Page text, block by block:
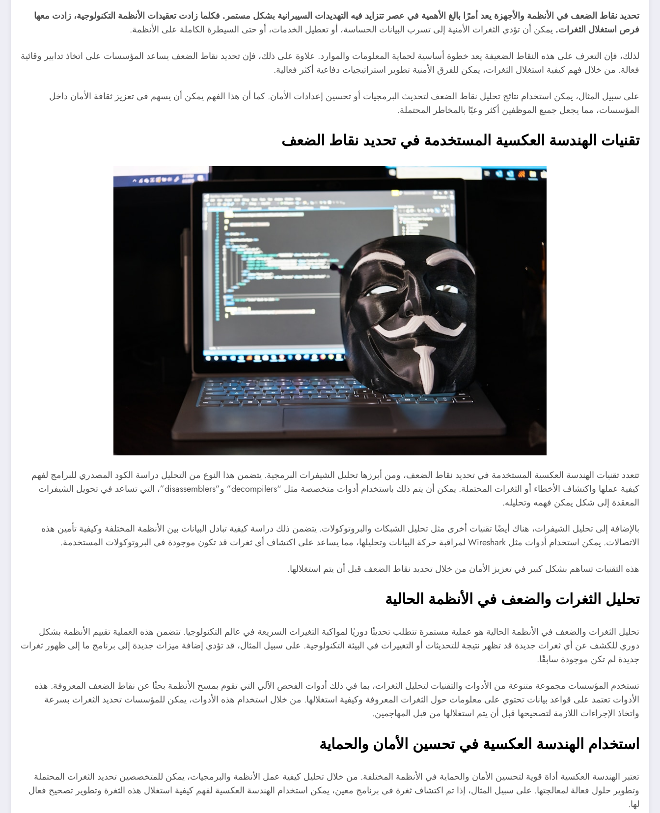
تحديد نقاط الضعف في الأنظمة والأجهزة يعد أمرًا بالغ الأهمية في عصر تتزايد فيه التهديدات السيبرانية بشكل مستمر. فكلما زادت تعقيدات الأنظمة التكنولوجية، زادت معها
فرص استغلال الثغرات. يمكن أن تؤدي الثغرات الأمنية إلى تسرب البيانات الحساسة، أو تعطيل الخدمات، أو حتى السيطرة الكاملة على الأنظمة.
لذلك، فإن التعرف على هذه النقاط الضعيفة يعد خطوة أساسية لحماية المعلومات والموارد. علاوة على ذلك، فإن تحديد نقاط الضعف يساعد المؤسسات على اتخاذ تدابير وقائية
فعالة. من خلال فهم كيفية استغلال الثغرات، يمكن للفرق الأمنية تطوير استراتيجيات دفاعية أكثر فعالية.
على سبيل المثال، يمكن استخدام نتائج تحليل نقاط الضعف لتحديث البرمجيات أو تحسين إعدادات الأمان. كما أن هذا الفهم يمكن أن يسهم في تعزيز ثقافة الأمان داخل
المؤسسات، مما يجعل جميع الموظفين أكثر وعيًا بالمخاطر المحتملة.
تقنيات الهندسة العكسية المستخدمة في تحديد نقاط الضعف
تتعدد تقنيات الهندسة العكسية المستخدمة في تحديد نقاط الضعف، ومن أبرزها تحليل الشيفرات البرمجية. يتضمن هذا النوع من التحليل دراسة الكود المصدري للبرامج لفهم
كيفية عملها واكتشاف الأخطاء أو الثغرات المحتملة. يمكن أن يتم ذلك باستخدام أدوات متخصصة مثل “decompilers” و”disassemblers”، التي تساعد في تحويل الشيفرات
المعقدة إلى شكل يمكن فهمه وتحليله.
بالإضافة إلى تحليل الشيفرات، هناك أيضًا تقنيات أخرى مثل تحليل الشبكات والبروتوكولات. يتضمن ذلك دراسة كيفية تبادل البيانات بين الأنظمة المختلفة وكيفية تأمين هذه
الاتصالات. يمكن استخدام أدوات مثل Wireshark لمراقبة حركة البيانات وتحليلها، مما يساعد على اكتشاف أي ثغرات قد تكون موجودة في البروتوكولات المستخدمة.
هذه التقنيات تساهم بشكل كبير في تعزيز الأمان من خلال تحديد نقاط الضعف قبل أن يتم استغلالها.
تحليل الثغرات والضعف في الأنظمة الحالية
تحليل الثغرات والضعف في الأنظمة الحالية هو عملية مستمرة تتطلب تحديثًا دوريًا لمواكبة التغيرات السريعة في عالم التكنولوجيا. تتضمن هذه العملية تقييم الأنظمة بشكل
دوري للكشف عن أي ثغرات جديدة قد تظهر نتيجة للتحديثات أو التغييرات في البيئة التكنولوجية. على سبيل المثال، قد تؤدي إضافة ميزات جديدة إلى برنامج ما إلى ظهور ثغرات
جديدة لم تكن موجودة سابقًا.
تستخدم المؤسسات مجموعة متنوعة من الأدوات والتقنيات لتحليل الثغرات، بما في ذلك أدوات الفحص الآلي التي تقوم بمسح الأنظمة بحثًا عن نقاط الضعف المعروفة. هذه
الأدوات تعتمد على قواعد بيانات تحتوي على معلومات حول الثغرات المعروفة وكيفية استغلالها. من خلال استخدام هذه الأدوات، يمكن للمؤسسات تحديد الثغرات بسرعة
واتخاذ الإجراءات اللازمة لتصحيحها قبل أن يتم استغلالها من قبل المهاجمين.
استخدام الهندسة العكسية في تحسين الأمان والحماية
تعتبر الهندسة العكسية أداة قوية لتحسين الأمان والحماية في الأنظمة المختلفة. من خلال تحليل كيفية عمل الأنظمة والبرمجيات، يمكن للمتخصصين تحديد الثغرات المحتملة
وتطوير حلول فعالة لمعالجتها. على سبيل المثال، إذا تم اكتشاف ثغرة في برنامج معين، يمكن استخدام الهندسة العكسية لفهم كيفية استغلال هذه الثغرة وتطوير تصحيح فعال
لها.